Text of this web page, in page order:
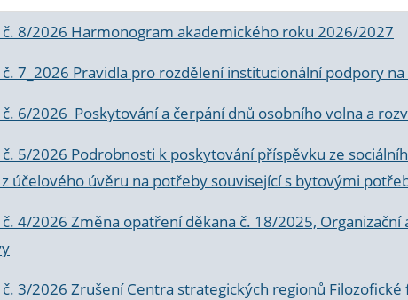
č. 8/2026 Harmonogram akademického roku 2026/2027
č. 7_2026 Pravidla pro rozdělení institucionální podpory
č. 6/2026 Poskytování a čerpání dnů osobního volna a
č. 5/2026 Podrobnosti k poskytování příspěvku ze
účelového úvěru na potřeby související s bytovými
č. 4/2026 Změna opatření děkana č. 18/2025,
č. 3/2026 Zrušení Centra strategických regionů